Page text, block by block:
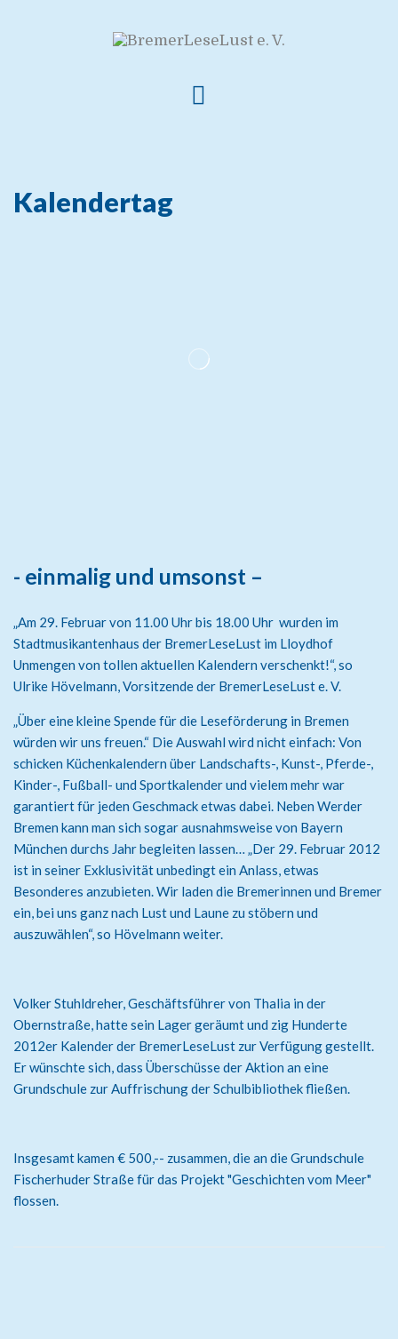
Kalendertag
- einmalig und umsonst –
„Am 29. Februar von 11.00 Uhr bis 18.00 Uhr wurden im
Stadtmusikantenhaus der BremerLeseLust im Lloydhof
Unmengen von tollen aktuellen Kalendern verschenkt!“, so
Ulrike Hövelmann, Vorsitzende der BremerLeseLust e. V.
„Über eine kleine Spende für die Leseförderung in Bremen
würden wir uns freuen.“ Die Auswahl wird nicht einfach: Von
schicken Küchenkalendern über Landschafts-, Kunst-, Pferde-,
Kinder-, Fußball- und Sportkalender und vielem mehr war
garantiert für jeden Geschmack etwas dabei. Neben Werder
Bremen kann man sich sogar ausnahmsweise von Bayern
München durchs Jahr begleiten lassen… „Der 29. Februar 2012
ist in seiner Exklusivität unbedingt ein Anlass, etwas
Besonderes anzubieten. Wir laden die Bremerinnen und Bremer
ein, bei uns ganz nach Lust und Laune zu stöbern und
auszuwählen“, so Hövelmann weiter.
Volker Stuhldreher, Geschäftsführer von Thalia in der
Obernstraße, hatte sein Lager geräumt und zig Hunderte
2012er Kalender der BremerLeseLust zur Verfügung gestellt.
Er wünschte sich, dass Überschüsse der Aktion an eine
Grundschule zur Auffrischung der Schulbibliothek fließen.
Insgesamt kamen € 500,-- zusammen, die an die Grundschule
Fischerhuder Straße für das Projekt "Geschichten vom Meer"
flossen.